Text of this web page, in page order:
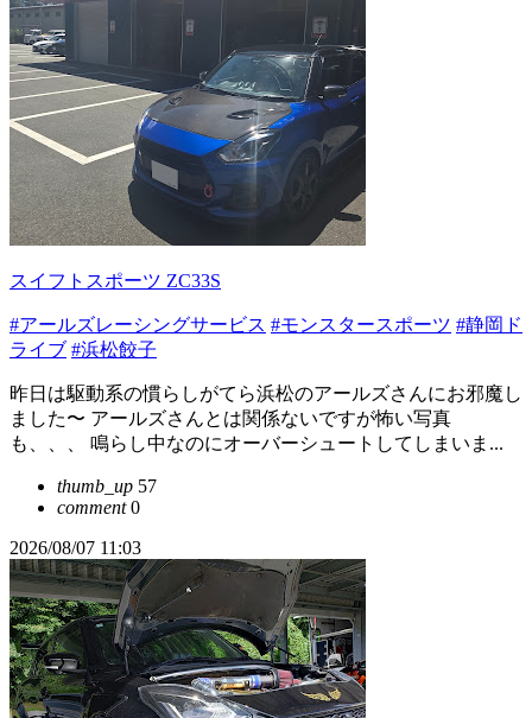
スイフトスポーツ ZC33S
#アールズレーシングサービス #モンスタースポーツ #静岡ド
ライブ #浜松餃子
昨日は駆動系の慣らしがてら浜松のアールズさんにお邪魔し
ました〜 アールズさんとは関係ないですが怖い写真
も、、、 鳴らし中なのにオーバーシュートしてしまいま...
thumb_up 57
comment0
2026/08/07 11:03